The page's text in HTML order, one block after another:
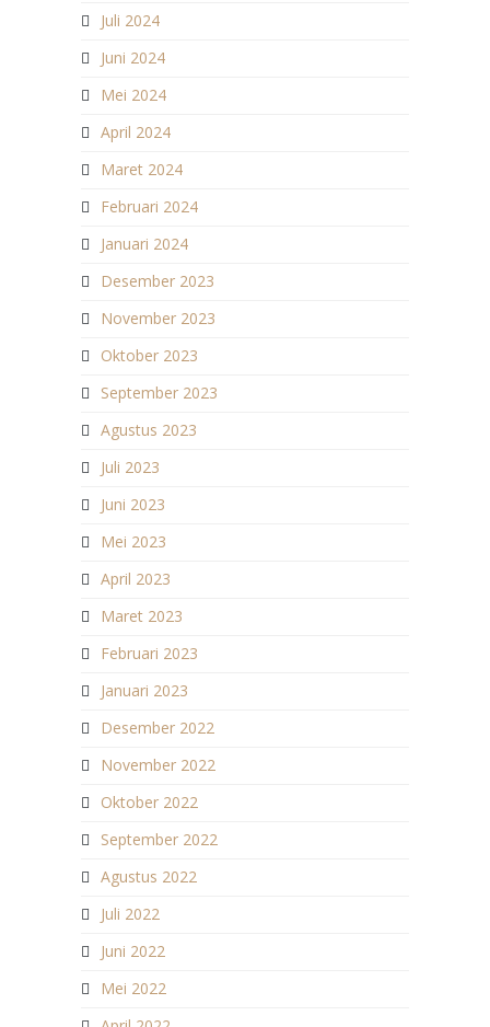
Juli 2024
Juni 2024
Mei 2024
April 2024
Maret 2024
Februari 2024
Januari 2024
Desember 2023
November 2023
Oktober 2023
September 2023
Agustus 2023
Juli 2023
Juni 2023
Mei 2023
April 2023
Maret 2023
Februari 2023
Januari 2023
Desember 2022
November 2022
Oktober 2022
September 2022
Agustus 2022
Juli 2022
Juni 2022
Mei 2022